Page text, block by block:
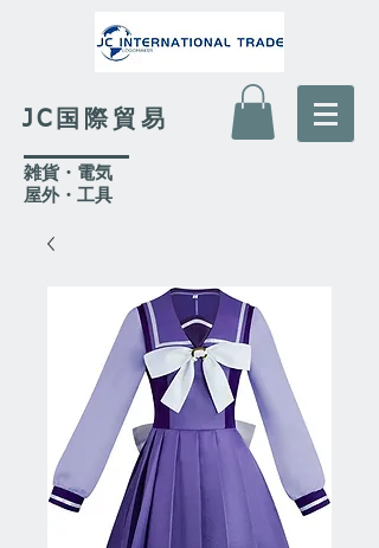
JC国際貿易
​雑貨・電気
​屋外・工具